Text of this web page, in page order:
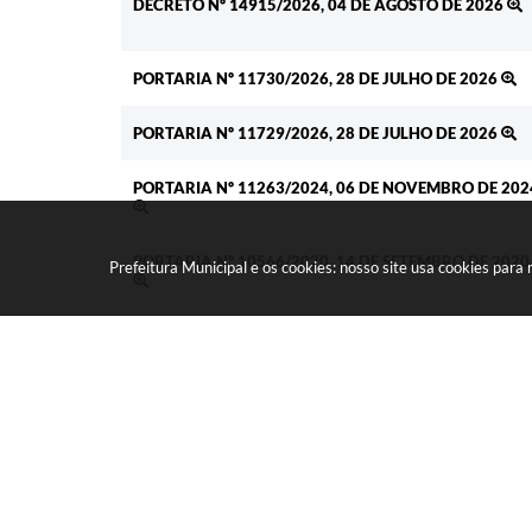
Prefeitura Municipal e os cookies: nosso site usa cookies
DECRETO Nº 14915/2026, 04 DE AGOSTO DE 2026
PORTARIA Nº 11730/2026, 28 DE JULHO DE 2026
PORTARIA Nº 11729/2026, 28 DE JULHO DE 2026
PORTARIA Nº 11263/2024, 06 DE NOVEMBRO DE
PORTARIA Nº 10566/2020, 14 DE SETEMBRO DE 2020